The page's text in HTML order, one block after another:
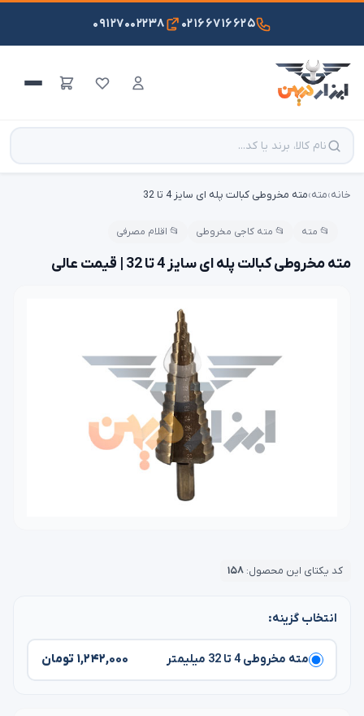
۰۲۱۶۶۷۱۶۶۲۵ ۰۹۱۲۷۰۰۲۲۳۸
خانه›مته›مته مخروطی کبالت پله ای سایز 4 تا 32
📂 مته 📂 مته کاجی مخروطی 📂 اقلام مصرفی
مته مخروطی کبالت پله ای سایز 4 تا 32 | قیمت عالی
کد یکتای این محصول: ۱۵۸
انتخاب گزینه:
مته مخروطی 4 تا 32 میلیمتر ۱,۲۴۲,۰۰۰ تومان